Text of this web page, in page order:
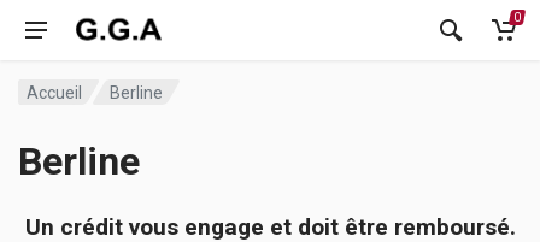
0
Accueil Berline
Berline
Un crédit vous engage et doit être remboursé.